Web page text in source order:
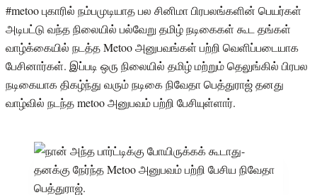
#metoo புகாரில் நம்பமுடியாத பல சினிமா பிரபலங்களின் பெயர்கள்
அடிபட்டு வந்த நிலையில் பல்வேறு தமிழ் நடிகைகள் கூட தங்கள்
வாழ்க்கையில் நடத்த Metoo அனுபவங்கள் பற்றி வெளிப்படையாக
பேசினார்கள். இப்படி ஒரு நிலையில் தமிழ் மற்றும் தெலுங்கில் பிரபல
நடிகையாக திகழ்ந்து வரும் நடிகை நிவேதா பெத்துராஜ் தனது
வாழ்வில் நடந்த metoo அனுபவம் பற்றி பேசியுள்ளார்.